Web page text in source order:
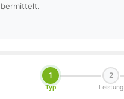
1
Typ
2
Leistung